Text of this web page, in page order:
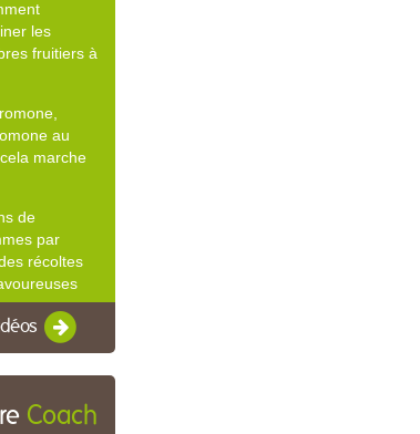
les
fruitiers à
au
marche
de
par
récoltes
Coach